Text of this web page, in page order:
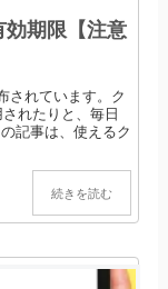
効期限【注意
されています。ク
れたりと、毎日
記事は、使えるク
続きを読む